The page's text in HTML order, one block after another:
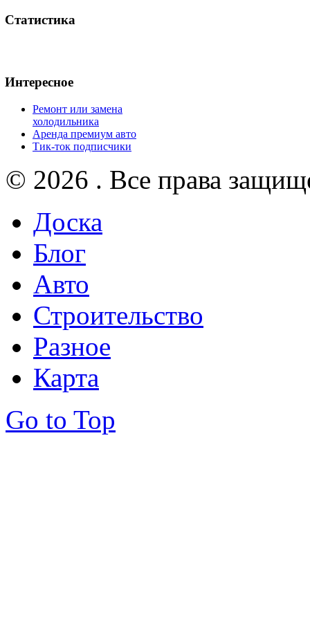
Статистика
Интересное
Ремонт или замена
холодильника
Аренда премиум авто
Тик-ток подписчики
© 2026 . Все права
Доска
Блог
Авто
Строительство
Разное
Карта
Go to Top